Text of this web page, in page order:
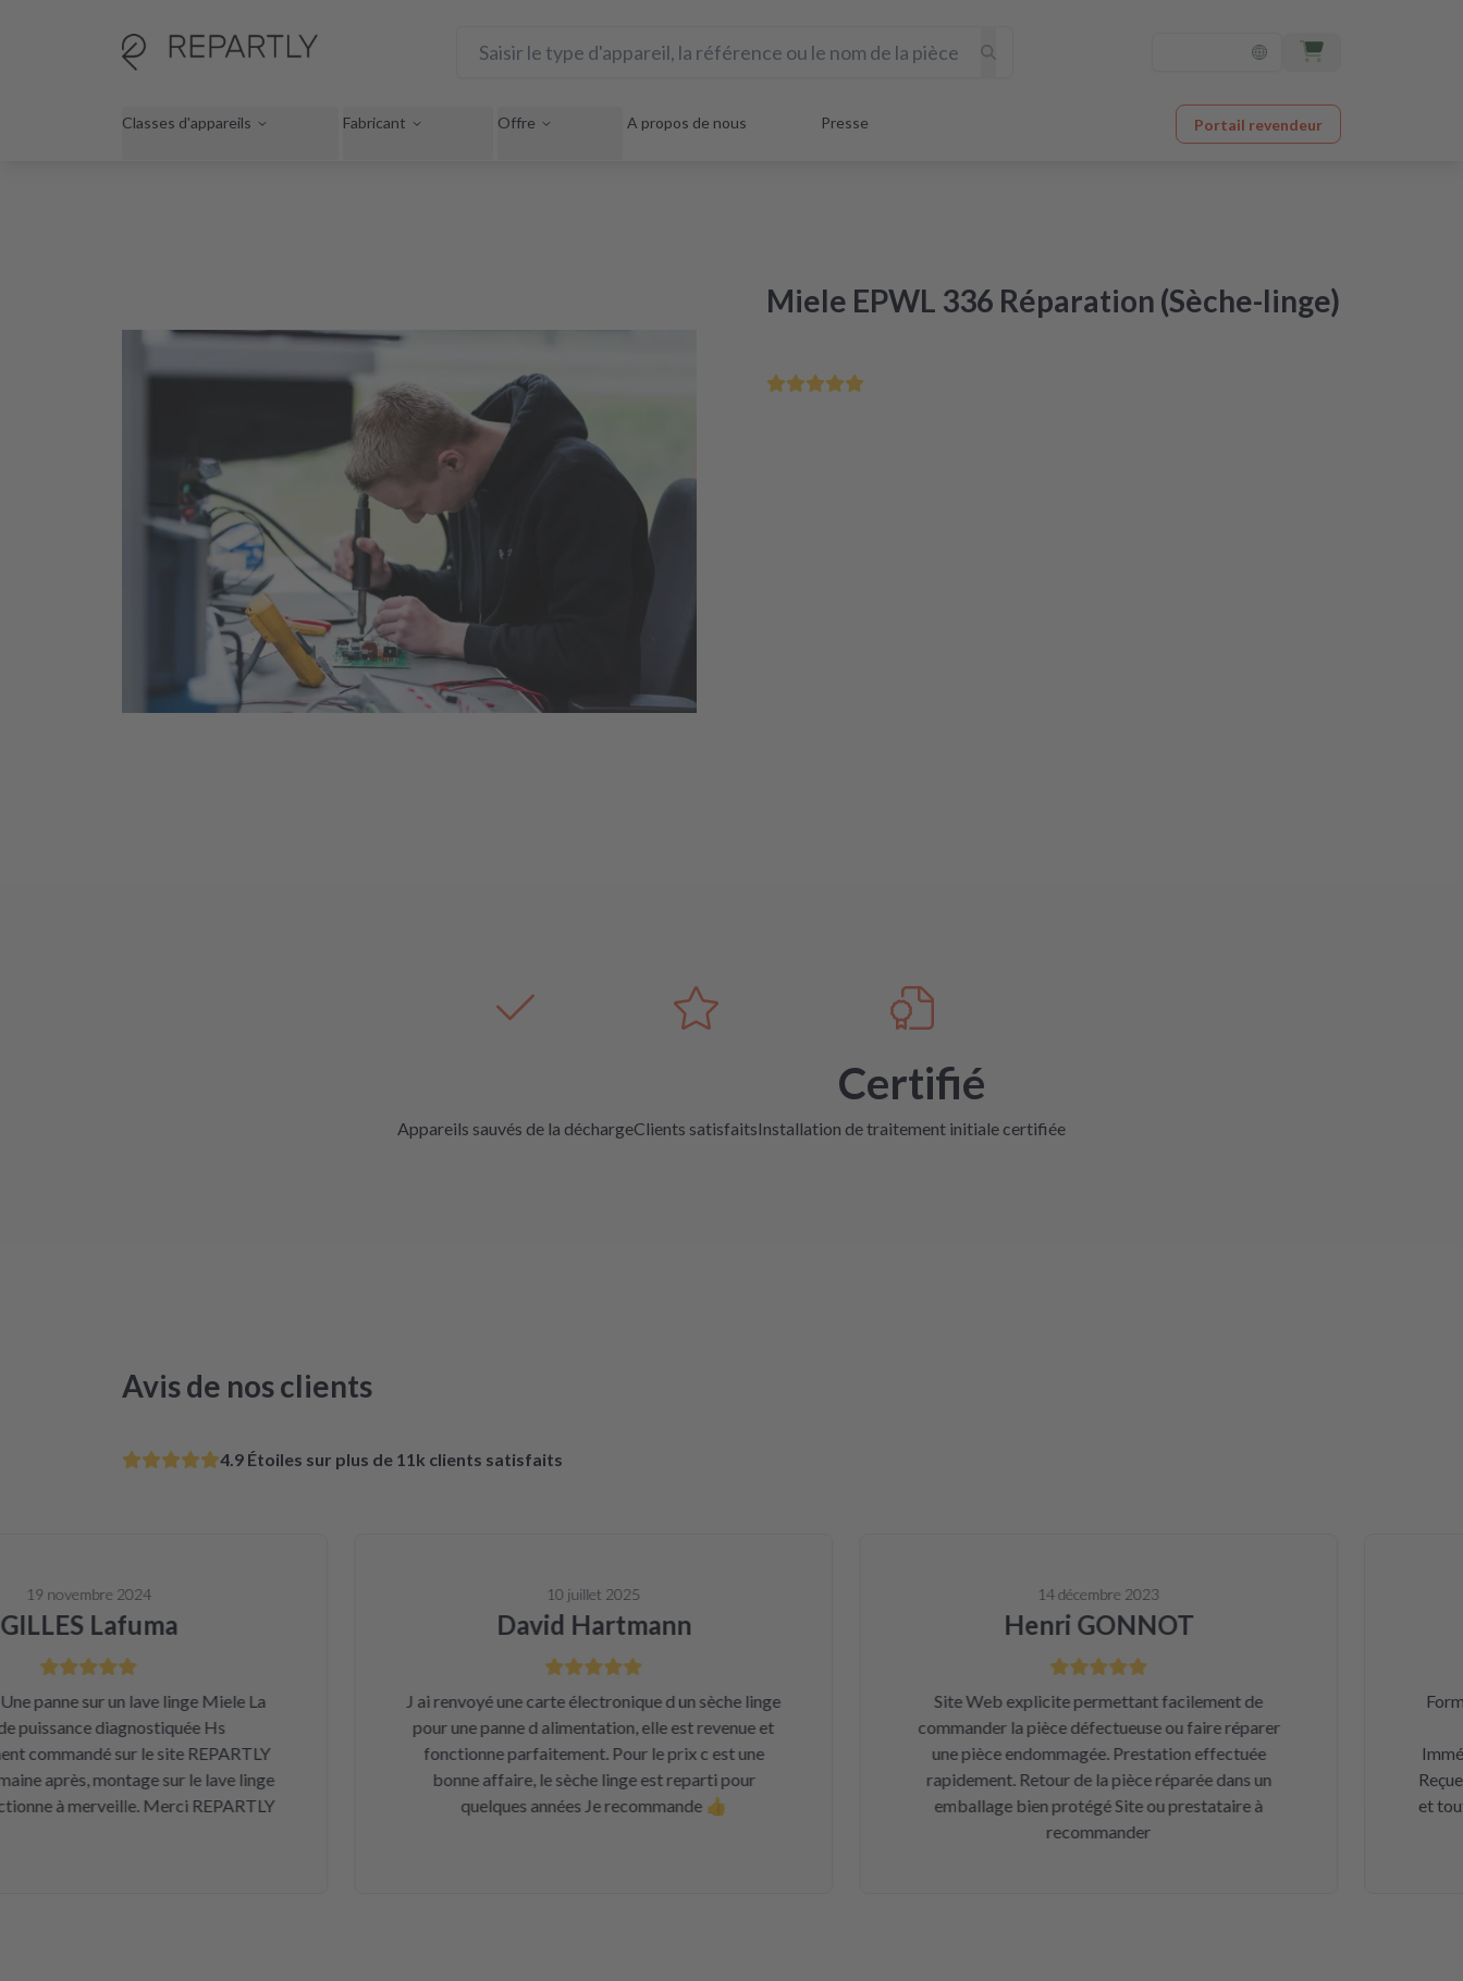
Classes d'appareils Fabricant Offre A propos de nous Presse Portail revendeur
Miele EPWL 336 Réparation (Sèche-linge)
Appareils sauvés de la déchargeClients satisfaits
Certifié
Installation de traitement initiale certifiée
Avis de nos clients
4.9 Étoiles sur plus de 11k clients satisfaits
novembre 2024
Lafuma
sur un lave linge Miele La
diagnostiquée Hs
sur le site REPARTLY
après, montage sur le lave linge
à merveille. Merci REPARTLY
10 juillet 2025
David Hartmann
J ai renvoyé une carte électronique d un sèche linge
pour une panne d alimentation, elle est revenue et
fonctionne parfaitement. Pour le prix c est une
bonne affaire, le sèche linge est reparti pour
quelques années Je recommande 👍
14 décembre 2023
Henri GONNOT
Site Web explicite permettant facilement de
commander la pièce défectueuse ou faire réparer
une pièce endommagée. Prestation effectuée
rapidement. Retour de la pièce réparée dans un
emballage bien protégé Site ou prestataire à
recommander
Reçue
et tout